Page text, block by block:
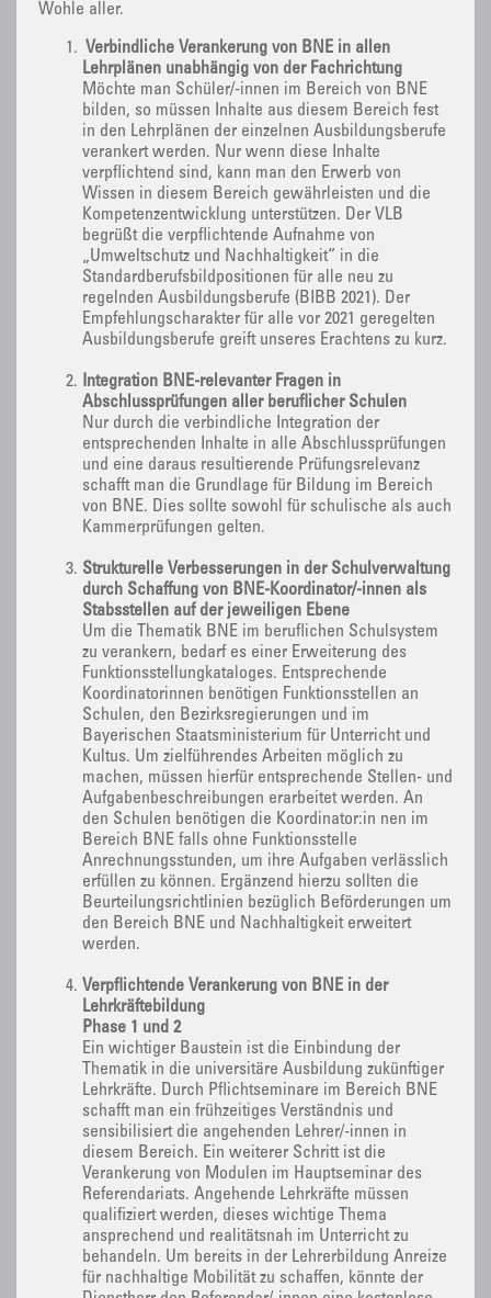
Wohle aller.
Verbindliche Verankerung von BNE in allen
Lehrplänen unabhängig von der Fachrichtung
Möchte man Schüler/-innen im Bereich von BNE
bilden, so müssen Inhalte aus diesem Bereich fest
in den Lehrplänen der einzelnen Ausbildungsberufe
verankert werden. Nur wenn diese Inhalte
verpflichtend sind, kann man den Erwerb von
Wissen in diesem Bereich gewährleisten und die
Kompetenzentwicklung unterstützen. Der VLB
begrüßt die verpflichtende Aufnahme von
„Umweltschutz und Nachhaltigkeit“ in die
Standardberufsbildpositionen für alle neu zu
regelnden Ausbildungsberufe (BIBB 2021). Der
Empfehlungscharakter für alle vor 2021 geregelten
Ausbildungsberufe greift unseres Erachtens zu kurz.
Integration BNE-relevanter Fragen in
Abschlussprüfungen aller beruflicher Schulen
Nur durch die verbindliche Integration der
entsprechenden Inhalte in alle Abschlussprüfungen
und eine daraus resultierende Prüfungsrelevanz
schafft man die Grundlage für Bildung im Bereich
von BNE. Dies sollte sowohl für schulische als auch
Kammerprüfungen gelten.
Strukturelle Verbesserungen in der Schulverwaltung
durch Schaffung von BNE-Koordinator/-innen als
Stabsstellen auf der jeweiligen Ebene
Um die Thematik BNE im beruflichen Schulsystem
zu verankern, bedarf es einer Erweiterung des
Funktionsstellungkataloges. Entsprechende
Koordinatorinnen benötigen Funktionsstellen an
Schulen, den Bezirksregierungen und im
Bayerischen Staatsministerium für Unterricht und
Kultus. Um zielführendes Arbeiten möglich zu
machen, müssen hierfür entsprechende Stellen- und
Aufgabenbeschreibungen erarbeitet werden. An
den Schulen benötigen die Koordinator:in nen im
Bereich BNE falls ohne Funktionsstelle
Anrechnungsstunden, um ihre Aufgaben verlässlich
erfüllen zu können. Ergänzend hierzu sollten die
Beurteilungsrichtlinien bezüglich Beförderungen um
den Bereich BNE und Nachhaltigkeit erweitert
werden.
Verpflichtende Verankerung von BNE in der
Lehrkräftebildung
Phase 1 und 2
Ein wichtiger Baustein ist die Einbindung der
Thematik in die universitäre Ausbildung zukünftiger
Lehrkräfte. Durch Pflichtseminare im Bereich BNE
schafft man ein frühzeitiges Verständnis und
sensibilisiert die angehenden Lehrer/-innen in
diesem Bereich. Ein weiterer Schritt ist die
Verankerung von Modulen im Hauptseminar des
Referendariats. Angehende Lehrkräfte müssen
qualifiziert werden, dieses wichtige Thema
ansprechend und realitätsnah im Unterricht zu
behandeln. Um bereits in der Lehrerbildung Anreize
für nachhaltige Mobilität zu schaffen, könnte der